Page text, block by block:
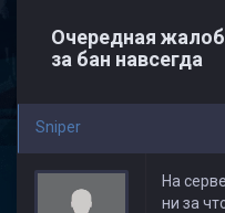
Очередная
за бан навсегда
Sniper
На
ни за